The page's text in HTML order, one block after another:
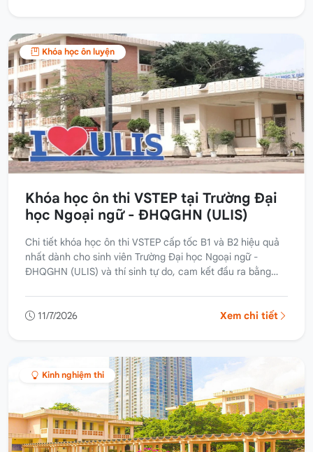
Khóa học ôn luyện
Khóa học ôn thi VSTEP tại Trường Đại
học Ngoại ngữ - ĐHQGHN (ULIS)
Chi tiết khóa học ôn thi VSTEP cấp tốc B1 và B2 hiệu quả
nhất dành cho sinh viên Trường Đại học Ngoại ngữ -
ĐHQGHN (ULIS) và thí sinh tự do, cam kết đầu ra bằng
11/7/2026 Xem chi tiết
Kinh nghiệm thi